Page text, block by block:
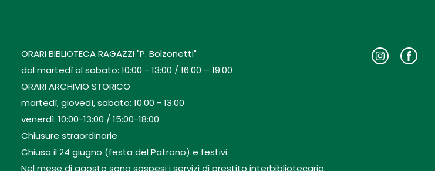
ORARI BIBLIOTECA RAGAZZI "P. Bolzonetti"
dal martedì al sabato: 10:00 - 13:00 / 16:00 – 19:00
ORARI ARCHIVIO STORICO
martedì, giovedì, sabato: 10:00 - 13:00
venerdì: 10:00-13:00 / 15:00-18:00
Chiusure straordinarie
Chiuso il 24 giugno (festa del Patrono) e festivi.